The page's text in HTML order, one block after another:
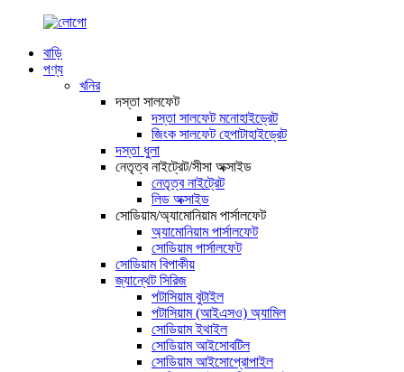
বাড়ি
পণ্য
খনির
দস্তা সালফেট
দস্তা সালফেট মনোহাইড্রেট
জিংক সালফেট হেপাটাহাইড্রেট
দস্তা ধুলা
নেতৃত্ব নাইট্রেট/সীসা অক্সাইড
নেতৃত্ব নাইট্রেট
লিড অক্সাইড
সোডিয়াম/অ্যামোনিয়াম পার্সালফেট
অ্যামোনিয়াম পার্সালফেট
সোডিয়াম পার্সালফেট
সোডিয়াম বিপাকীয়
জ্যান্থেট সিরিজ
পটাসিয়াম বুটাইল
পটাসিয়াম (আইএসও) অ্যামিল
সোডিয়াম ইথাইল
সোডিয়াম আইসোবটিল
সোডিয়াম আইসোপ্রোপাইল